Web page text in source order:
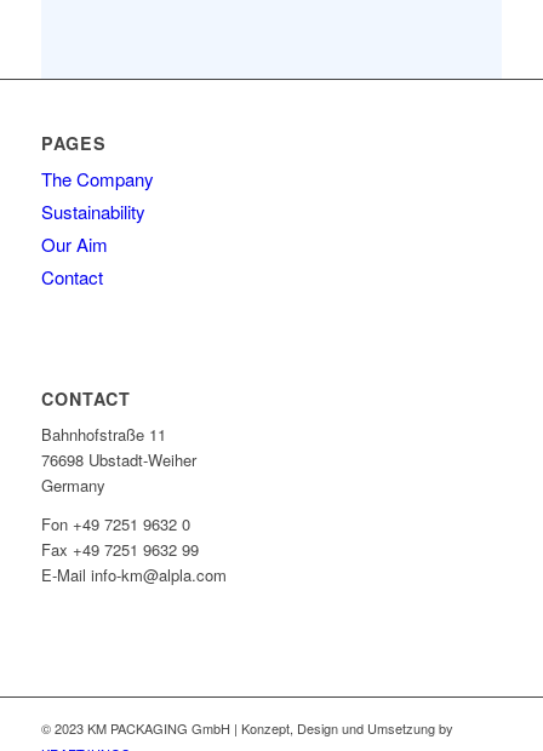
PAGES
The Company
Sustainability
Our Aim
Contact
CONTACT
Bahnhofstraße 11
76698 Ubstadt-Weiher
Germany
Fon +49 7251 9632 0
Fax +49 7251 9632 99
E-Mail info-km@alpla.com
© 2023 KM PACKAGING GmbH | Konzept, Design und Umsetzung by